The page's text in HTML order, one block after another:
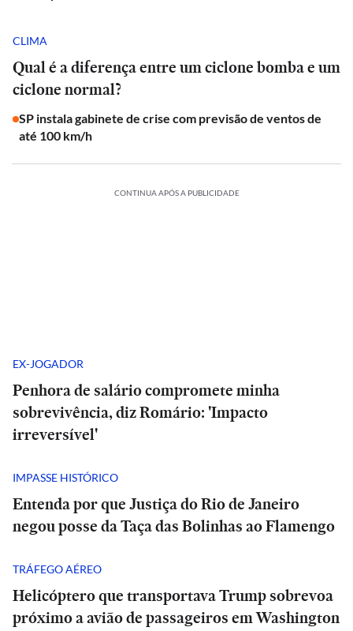
CLIMA
Qual é a diferença entre um ciclone bomba e um
ciclone normal?
SP instala gabinete de crise com previsão de ventos de
até 100 km/h
CONTINUA APÓS A PUBLICIDADE
EX-JOGADOR
Penhora de salário compromete minha
sobrevivência, diz Romário: 'Impacto
irreversível'
IMPASSE HISTÓRICO
Entenda por que Justiça do Rio de Janeiro
negou posse da Taça das Bolinhas ao Flamengo
TRÁFEGO AÉREO
Helicóptero que transportava Trump sobrevoa
próximo a avião de passageiros em Washington